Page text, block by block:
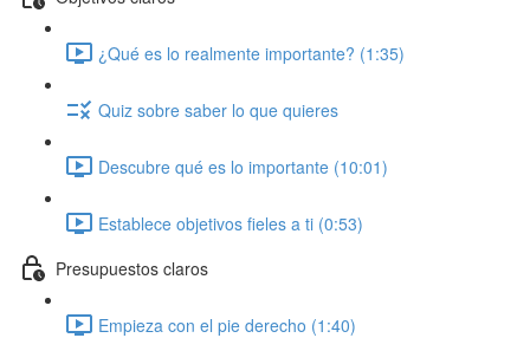
¿Qué es lo realmente importante? (1:35)
Quiz sobre saber lo que quieres
Descubre qué es lo importante (10:01)
Establece objetivos fieles a ti (0:53)
Presupuestos claros
Empieza con el pie derecho (1:40)